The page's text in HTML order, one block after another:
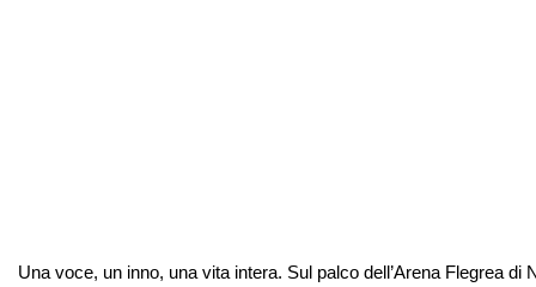
Una voce, un inno, una vita intera. Sul palco dell’Arena Flegrea